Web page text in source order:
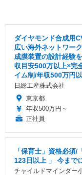
ダイヤモンド合成用
広い海外ネットワー
成膜装置の設計経験
収目安500万以上×完
イム制/年収500万円
日総工産株式会社
東京都
年収500万円～
正社員
「保育士」資格必須
123日以上 」 今まで
チャイルドマインダー